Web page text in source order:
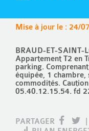
Mise à jour le : 24/
BRAUD-ET-SAINT-
Appartement T2 en
parking.
équipée, 1 chambre,
commodités.
05.40.12.15.54. fd
PARTAGER